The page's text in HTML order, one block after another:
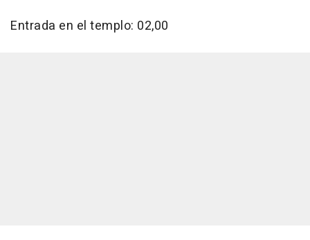
Entrada en el templo: 02,00